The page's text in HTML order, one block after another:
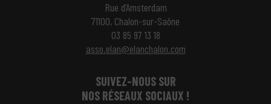
Rue d’Amsterdam
71100, Chalon-sur-Saône
03 85 97 13 18
asso.elan@elanchalon.com
SUIVEZ-NOUS SUR
NOS RÉSEAUX SOCIAUX !